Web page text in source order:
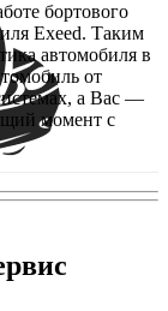
бортового
Exeed. Таким
автомобиля в
от
а Вас —
момент c